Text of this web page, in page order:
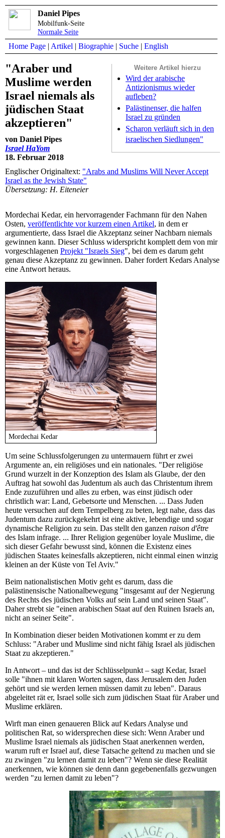
Daniel Pipes
Mobilfunk-Seite
Normale Seite
Home Page | Artikel | Biographie | Suche | English
Weitere Artikel hierzu
Wird der arabische
Antizionismus wieder
aufleben?
Palästinenser, die halfen
Israel zu gründen
Scharon verläuft sich in den
israelischen Siedlungen"
"Araber und
Muslime werden
Israel niemals als
jüdischen Staat
akzeptieren"
von Daniel Pipes
Israel HaYom
18. Februar 2018
Englischer Originaltext: "Arabs and Muslims Will Never Accept
Israel as the Jewish State"
Übersetzung: H. Eiteneier
Mordechai Kedar, ein hervorragender Fachmann für den Nahen
Osten, veröffentlichte vor kurzem einen Artikel, in dem er
argumentierte, dass Israel die Akzeptanz seiner Nachbarn niemals
gewinnen kann. Dieser Schluss widerspricht komplett dem von mir
vorgeschlagenen Projekt "Israels Sieg", bei dem es darum geht
genau diese Akzeptanz zu gewinnen. Daher fordert Kedars Analyse
eine Antwort heraus.
Mordechai Kedar
Um seine Schlussfolgerungen zu untermauern führt er zwei
Argumente an, ein religiöses und ein nationales. "Der religiöse
Grund wurzelt in der Konzeption des Islam als Glaube, der den
Auftrag hat sowohl das Judentum als auch das Christentum ihrem
Ende zuzuführen und alles zu erben, was einst jüdisch oder
christlich war: Land, Gebetsorte und Menschen. ... Dass Juden
heute versuchen auf dem Tempelberg zu beten, legt nahe, dass das
Judentum dazu zurückgekehrt ist eine aktive, lebendige und sogar
dynamische Religion zu sein. Das stellt den ganzen raison d'être
des Islam infrage. ... Ihrer Religion gegenüber loyale Muslime, die
sich dieser Gefahr bewusst sind, können die Existenz eines
jüdischen Staates keinesfalls akzeptieren, nicht einmal einen winzig
kleinen an der Küste von Tel Aviv."
Beim nationalistischen Motiv geht es darum, dass die
palästinensische Nationalbewegung "insgesamt auf der Negierung
des Rechts des jüdischen Volks auf sein Land und seinen Staat".
Daher strebt sie "einen arabischen Staat auf den Ruinen Israels an,
nicht an seiner Seite".
In Kombination dieser beiden Motivationen kommt er zu dem
Schluss: "Araber und Muslime sind nicht fähig Israel als jüdischen
Staat zu akzeptieren."
In Antwort – und das ist der Schlüsselpunkt – sagt Kedar, Israel
solle "ihnen mit klaren Worten sagen, dass Jerusalem den Juden
gehört und sie werden lernen müssen damit zu leben". Daraus
abgeleitet rät er, Israel solle sich zum jüdischen Staat für Araber und
Muslime erklären.
Wirft man einen genaueren Blick auf Kedars Analyse und
politischen Rat, so widersprechen diese sich: Wenn Araber und
Muslime Israel niemals als jüdischen Staat anerkennen werden,
warum ruft er Israel auf, diese Tatsache geltend zu machen und sie
zu zwingen "zu lernen damit zu leben"? Wenn sie diese Realität
anerkennen, wie können sie denn dann gegebenenfalls gezwungen
werden "zu lernen damit zu leben"?